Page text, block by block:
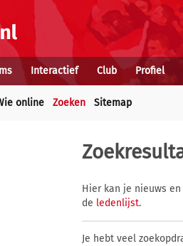
Interactief Club Profiel
online Zoeken Sitemap
Hier kan je nieuws
de ledenlijst.
Je hebt veel